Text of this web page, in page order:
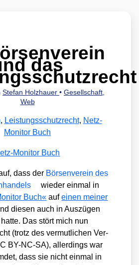
das
Stefan Holzhauer • Gesellschaft,
Web
, Leistungsschutzrecht, Netz-
Monitor Buch
dass der Bör­sen­ver­ein des
wie­der ein­mal in
Buch« aufeinen mei­ner
die­sen auch in Aus­zü­gen
Das stört mich nun
(trotz des ver­mut­li­chen Ver­
BY-NC-SA), aller­dings war
dass sie nicht ein­mal in